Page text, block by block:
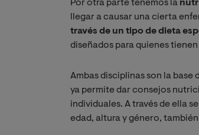
Por otra parte tenemos la
llegar a causar una cierta
través de un tipo de dieta
diseñados para quienes
Ambas disciplinas son la base
ya permite dar consejos
individuales. A través de ella
edad, altura y género,